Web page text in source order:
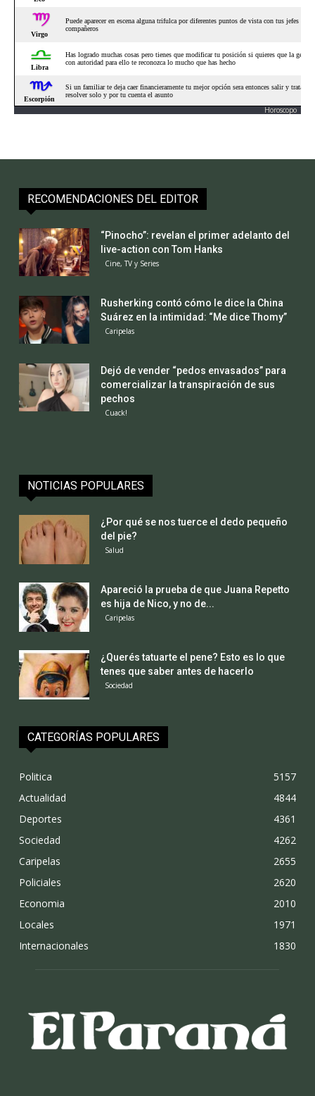
Horoscopo
RECOMENDACIONES DEL EDITOR
“Pinocho”: revelan el primer adelanto del
live-action con Tom Hanks
Cine, TV y Series
Rusherking contó cómo le dice la China
Suárez en la intimidad: “Me dice Thomy”
Caripelas
Dejó de vender “pedos envasados” para
comercializar la transpiración de sus
pechos
Cuack!
NOTICIAS POPULARES
¿Por qué se nos tuerce el dedo pequeño
del pie?
Salud
Apareció la prueba de que Juana Repetto
es hija de Nico, y no de...
Caripelas
¿Querés tatuarte el pene? Esto es lo que
tenes que saber antes de hacerlo
Sociedad
CATEGORÍAS POPULARES
Politica
5157
Actualidad
4844
Deportes
4361
Sociedad
4262
Caripelas
2655
Policiales
2620
Economia
2010
Locales
1971
Internacionales
1830